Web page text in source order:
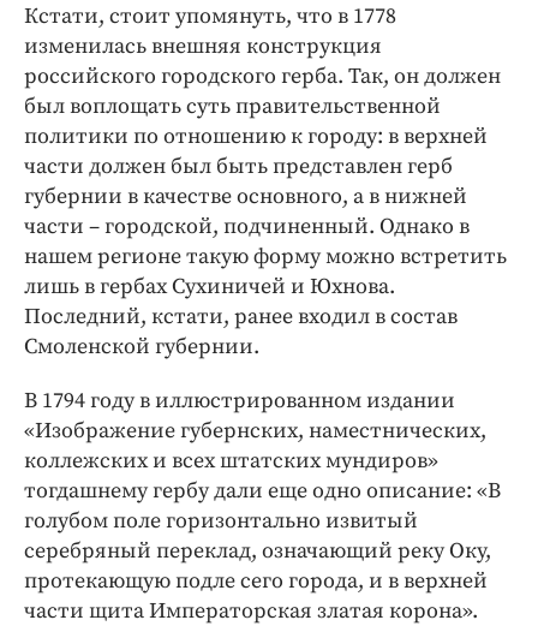
Кстати, стоит упомянуть, что в 1778
изменилась внешняя конструкция
российского городского герба. Так, он должен
был воплощать суть правительственной
политики по отношению к городу: в верхней
части должен был быть представлен герб
губернии в качестве основного, а в нижней
части – городской, подчиненный. Однако в
нашем регионе такую форму можно встретить
лишь в гербах Сухиничей и Юхнова.
Последний, кстати, ранее входил в состав
Смоленской губернии.
В 1794 году в иллюстрированном издании
«Изображение губернских, наместнических,
коллежских и всех штатских мундиров»
тогдашнему гербу дали еще одно описание: «В
голубом поле горизонтально извитый
серебряный переклад, означающий реку Оку,
протекающую подле сего города, и в верхней
части щита Императорская златая корона».